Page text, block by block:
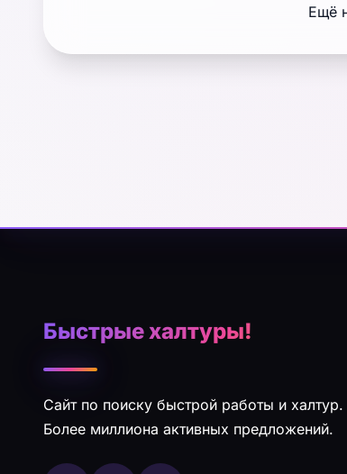
Ещё
Быстрые халтуры!
Сайт по поиску быстрой работы и халтур.
Более миллиона активных предложений.